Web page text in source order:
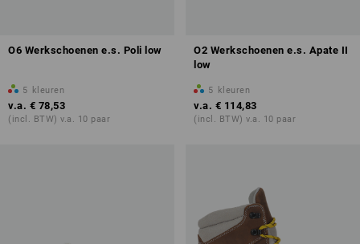
O6 Werkschoenen e.s. Poli low
5 kleuren
v.a. € 78,53
(incl. BTW) v.a. 10 paar
O2 Werkschoenen e.s. Apate II
low
5 kleuren
v.a. € 114,83
(incl. BTW) v.a. 10 paar